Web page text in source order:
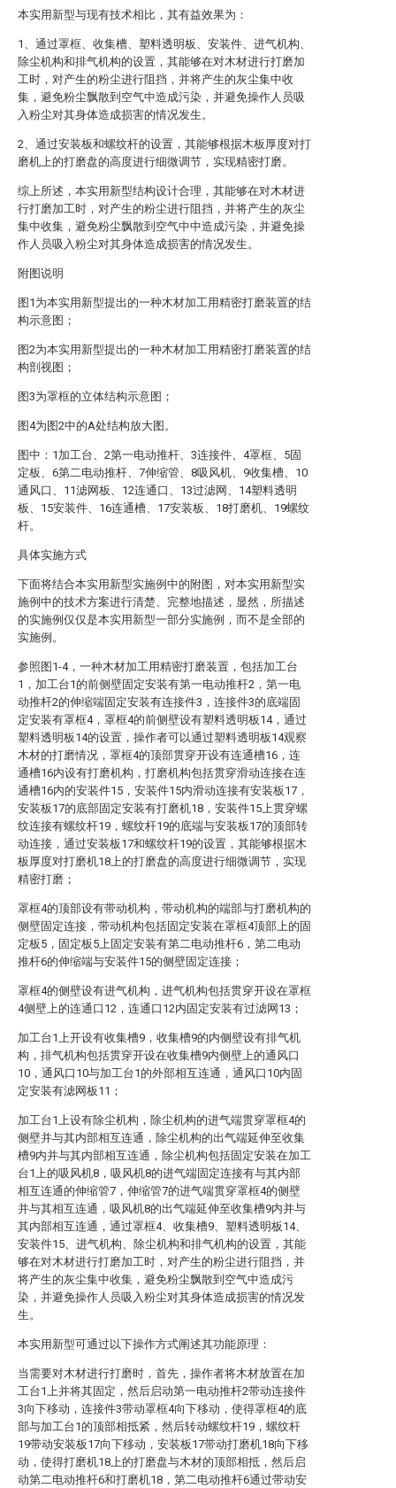
本实用新型与现有技术相比，其有益效果为：
1、通过罩框、收集槽、塑料透明板、安装件、进气机构、
除尘机构和排气机构的设置，其能够在对木材进行打磨加
工时，对产生的粉尘进行阻挡，并将产生的灰尘集中收
集，避免粉尘飘散到空气中造成污染，并避免操作人员吸
入粉尘对其身体造成损害的情况发生。
2、通过安装板和螺纹杆的设置，其能够根据木板厚度对打
磨机上的打磨盘的高度进行细微调节，实现精密打磨。
综上所述，本实用新型结构设计合理，其能够在对木材进
行打磨加工时，对产生的粉尘进行阻挡，并将产生的灰尘
集中收集，避免粉尘飘散到空气中中造成污染，并避免操
作人员吸入粉尘对其身体造成损害的情况发生。
附图说明
图1为本实用新型提出的一种木材加工用精密打磨装置的结
构示意图；
图2为本实用新型提出的一种木材加工用精密打磨装置的结
构剖视图；
图3为罩框的立体结构示意图；
图4为图2中的A处结构放大图。
图中：1加工台、2第一电动推杆、3连接件、4罩框、5固
定板、6第二电动推杆、7伸缩管、8吸风机、9收集槽、10
通风口、11滤网板、12连通口、13过滤网、14塑料透明
板、15安装件、16连通槽、17安装板、18打磨机、19螺纹
杆。
具体实施方式
下面将结合本实用新型实施例中的附图，对本实用新型实
施例中的技术方案进行清楚、完整地描述，显然，所描述
的实施例仅仅是本实用新型一部分实施例，而不是全部的
实施例。
参照图1-4，一种木材加工用精密打磨装置，包括加工台
1，加工台1的前侧壁固定安装有第一电动推杆2，第一电
动推杆2的伸缩端固定安装有连接件3，连接件3的底端固
定安装有罩框4，罩框4的前侧壁设有塑料透明板14，通过
塑料透明板14的设置，操作者可以通过塑料透明板14观察
木材的打磨情况，罩框4的顶部贯穿开设有连通槽16，连
通槽16内设有打磨机构，打磨机构包括贯穿滑动连接在连
通槽16内的安装件15，安装件15内滑动连接有安装板17，
安装板17的底部固定安装有打磨机18，安装件15上贯穿螺
纹连接有螺纹杆19，螺纹杆19的底端与安装板17的顶部转
动连接，通过安装板17和螺纹杆19的设置，其能够根据木
板厚度对打磨机18上的打磨盘的高度进行细微调节，实现
精密打磨；
罩框4的顶部设有带动机构，带动机构的端部与打磨机构的
侧壁固定连接，带动机构包括固定安装在罩框4顶部上的固
定板5，固定板5上固定安装有第二电动推杆6，第二电动
推杆6的伸缩端与安装件15的侧壁固定连接；
罩框4的侧壁设有进气机构，进气机构包括贯穿开设在罩框
4侧壁上的连通口12，连通口12内固定安装有过滤网13；
加工台1上开设有收集槽9，收集槽9的内侧壁设有排气机
构，排气机构包括贯穿开设在收集槽9内侧壁上的通风口
10，通风口10与加工台1的外部相互连通，通风口10内固
定安装有滤网板11；
加工台1上设有除尘机构，除尘机构的进气端贯穿罩框4的
侧壁并与其内部相互连通，除尘机构的出气端延伸至收集
槽9内并与其内部相互连通，除尘机构包括固定安装在加工
台1上的吸风机8，吸风机8的进气端固定连接有与其内部
相互连通的伸缩管7，伸缩管7的进气端贯穿罩框4的侧壁
并与其相互连通，吸风机8的出气端延伸至收集槽9内并与
其内部相互连通，通过罩框4、收集槽9、塑料透明板14、
安装件15、进气机构、除尘机构和排气机构的设置，其能
够在对木材进行打磨加工时，对产生的粉尘进行阻挡，并
将产生的灰尘集中收集，避免粉尘飘散到空气中造成污
染，并避免操作人员吸入粉尘对其身体造成损害的情况发
生。
本实用新型可通过以下操作方式阐述其功能原理：
当需要对木材进行打磨时，首先，操作者将木材放置在加
工台1上并将其固定，然后启动第一电动推杆2带动连接件
3向下移动，连接件3带动罩框4向下移动，使得罩框4的底
部与加工台1的顶部相抵紧，然后转动螺纹杆19，螺纹杆
19带动安装板17向下移动，安装板17带动打磨机18向下移
动，使得打磨机18上的打磨盘与木材的顶部相抵，然后启
动第二电动推杆6和打磨机18，第二电动推杆6通过带动安